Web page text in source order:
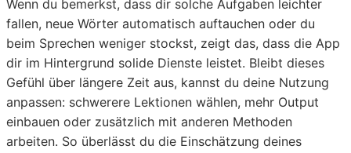
Wenn du bemerkst, dass dir solche Aufgaben leichter
fallen, neue Wörter automatisch auftauchen oder du
beim Sprechen weniger stockst, zeigt das, dass die App
dir im Hintergrund solide Dienste leistet. Bleibt dieses
Gefühl über längere Zeit aus, kannst du deine Nutzung
anpassen: schwerere Lektionen wählen, mehr Output
einbauen oder zusätzlich mit anderen Methoden
arbeiten. So überlässt du die Einschätzung deines